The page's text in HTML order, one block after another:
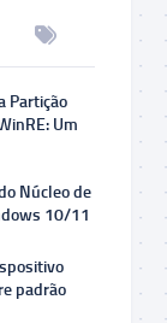
Partição
Um
Núcleo de
10/11
padrão